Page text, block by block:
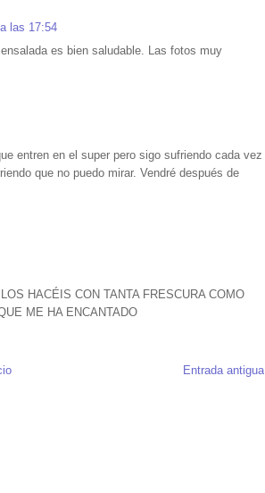
las 17:54
es bien saludable. Las fotos muy
entren en el super pero sigo sufriendo cada vez
que no puedo mirar. Vendré después de
HACÉIS CON TANTA FRESCURA COMO
ME HA ENCANTADO
Entrada antigua